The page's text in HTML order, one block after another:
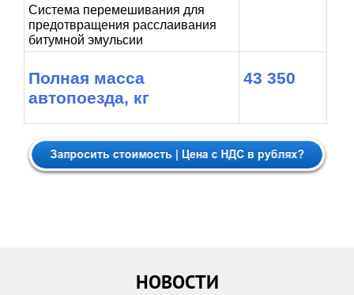
Система перемешивания для
предотвращения расслаивания
битумной эмульсии
Полная масса
автопоезда, кг
43 350
НОВОСТИ